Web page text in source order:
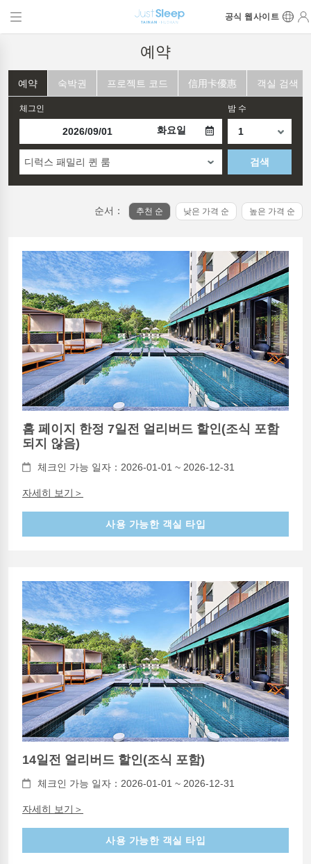
공식 웹사이트
예약
예약 숙박권 프로젝트 코드 信用卡優惠 객실 검색
체그인
화요일
밤 수
디럭스 패밀리 퀸 룸 검색
순서： 추천 순 낮은 가격 순 높은 가격 순
홈 페이지 한정 7일전 얼리버드 할인(조식 포함
되지 않음)
체크인 가능 일자：2026-01-01 ~ 2026-12-31
자세히 보기＞
사용 가능한 객실 타입
14일전 얼리버드 할인(조식 포함)
체크인 가능 일자：2026-01-01 ~ 2026-12-31
자세히 보기＞
사용 가능한 객실 타입